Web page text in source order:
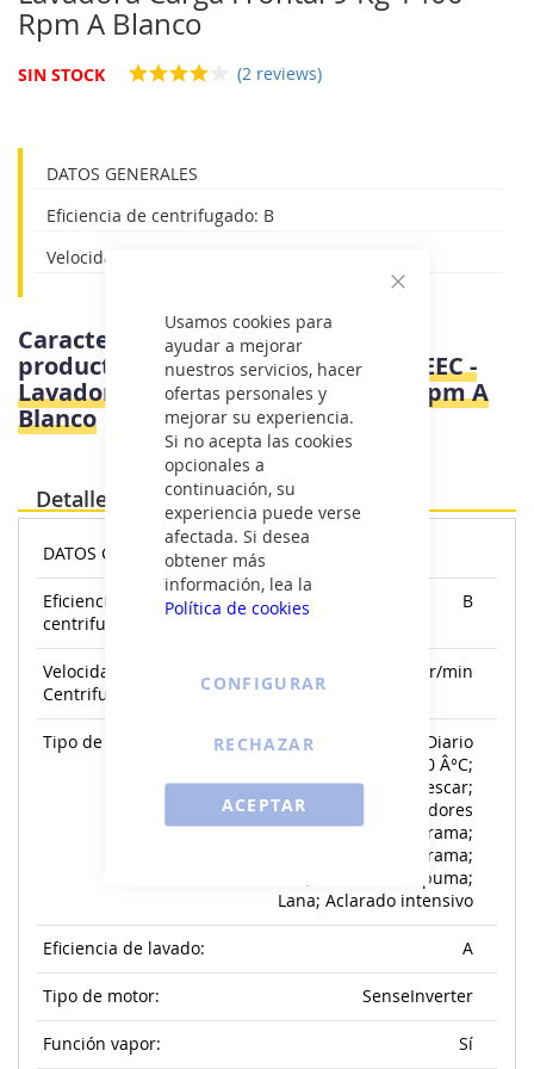
Usamos cookies para
ayudar a mejorar
nuestros servicios, hacer
ofertas personales y
mejorar su experiencia.
Si no acepta las cookies
opcionales a
continuación, su
experiencia puede verse
afectada. Si desea
obtener más
información, lea la
Política de cookies
ACEPTAR
CONFIGURAR
RECHAZAR
Rpm A Blanco
SIN STOCK (2 reviews)
DATOS GENERALES
Eficiencia de centrifugado: B
Velocidad Máxima Centrifugado: 1400 r/min
galería
de
Características e información del
producto
Samsung WW90CGC04DTEEC -
Lavadora Carga Frontal 9 Kg 1400 Rpm A
Blanco
Detalles
DATOS GENERALES:
Eficiencia de
centrifugado:
B
Velocidad Máxima
Centrifugado:
1400 r/min
Tipo de programas:
Función FreshCare+; Diario
40Â°; Diario mezclado 40 Â°C;
Rápido; Eco Algodón; Refrescar;
Deporte; Delicados; Indicadores
de progreso de programa;
Cancelación del programa;
Clean +; Control de espuma;
Lana; Aclarado intensivo
Eficiencia de lavado: A
Tipo de motor: SenseInverter
Función vapor: Sí